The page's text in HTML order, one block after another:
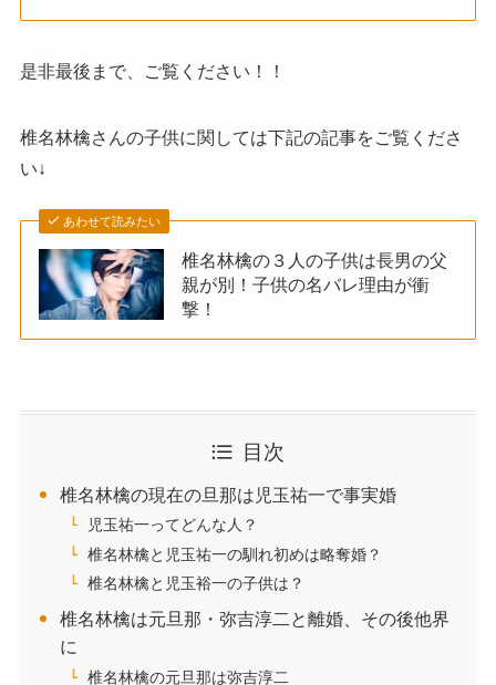
是非最後まで、ご覧ください！！
椎名林檎さんの子供に関しては下記の記事をご覧くださ
い↓
あわせて読みたい
椎名林檎の３人の子供は長男の父
親が別！子供の名バレ理由が衝
撃！
目次
椎名林檎の現在の旦那は児玉祐一で事実婚
児玉祐一ってどんな人？
椎名林檎と児玉祐一の馴れ初めは略奪婚？
椎名林檎と児玉裕一の子供は？
椎名林檎は元旦那・弥吉淳二と離婚、その後他界
に
椎名林檎の元旦那は弥吉淳二